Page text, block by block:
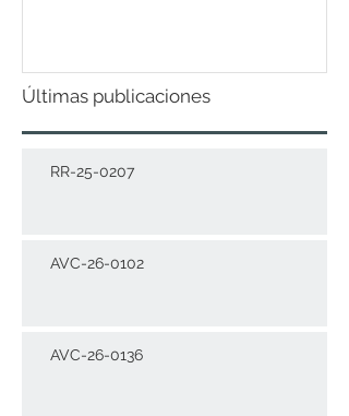
Últimas publicaciones
RR-25-0207
AVC-26-0102
AVC-26-0136